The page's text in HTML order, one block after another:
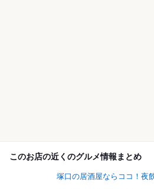
このお店の近くのグルメ情報まとめ
塚口の居酒屋ならココ！夜